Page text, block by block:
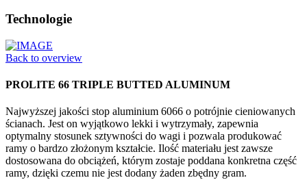
Technologie
Back to overview
PROLITE 66 TRIPLE BUTTED ALUMINUM
Najwyższej jakości stop aluminium 6066 o potrójnie cieniowanych
ścianach. Jest on wyjątkowo lekki i wytrzymały, zapewnia
optymalny stosunek sztywności do wagi i pozwala produkować
ramy o bardzo złożonym kształcie. Ilość materiału jest zawsze
dostosowana do obciążeń, którym zostaje poddana konkretna część
ramy, dzięki czemu nie jest dodany żaden zbędny gram.